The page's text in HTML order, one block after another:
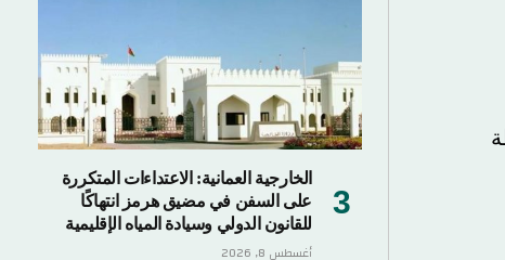
الخارجية العمانية: الاعتداءات المتكررة
على السفن في مضيق هرمز انتهاكًا
للقانون الدولي وسيادة المياه الإقليمية
أغسطس 8, 2026